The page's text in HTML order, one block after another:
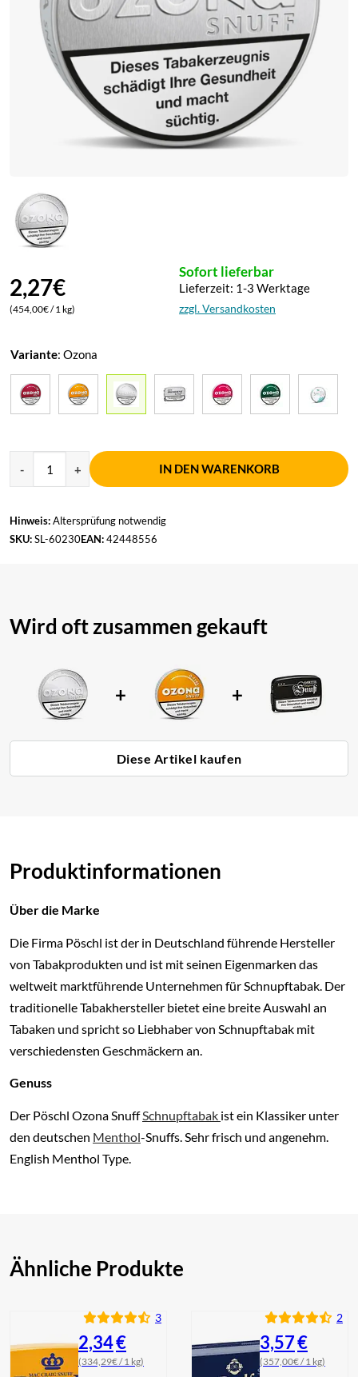
2,27€
(454,00€ / 1 kg)
Sofort lieferbar
Lieferzeit: 1-3 Werktage
zzgl. Versandkosten
Variante: Ozona
IN DEN WARENKORB
Hinweis:Altersprüfung notwendig
SKU:SL-60230EAN:42448556
Wird oft zusammen gekauft
+ +
Diese Artikel kaufen
Produktinformationen
Über die Marke
Die Firma Pöschl ist der in Deutschland führende Hersteller
von Tabakprodukten und ist mit seinen Eigenmarken das
weltweit marktführende Unternehmen für Schnupftabak. Der
traditionelle Tabakhersteller bietet eine breite Auswahl an
Tabaken und spricht so Liebhaber von Schnupftabak mit
verschiedensten Geschmäckern an.
Genuss
Der Pöschl Ozona SnuffSchnupftabak ist ein Klassiker unter
den deutschen Menthol-Snuffs. Sehr frisch und angenehm.
English Menthol Type.
Ähnliche Produkte
3
2,34€
(334,29€ / 1 kg)
2
3,57€
(357,00€ / 1 kg)
Neffa Ifrikia
Pfälzer Land Snuff
Viking Snuff
ELFLIQ by Elf Bar